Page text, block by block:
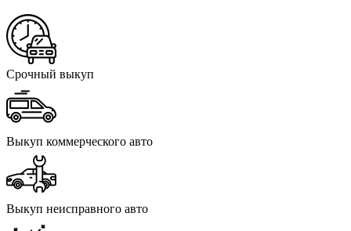
Срочный выкуп
Выкуп коммерческого авто
Выкуп неисправного авто